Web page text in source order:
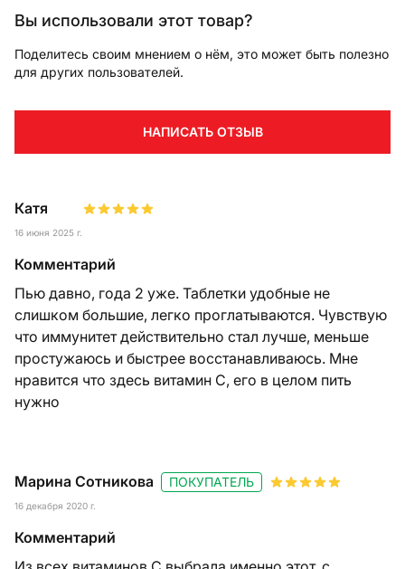
Катя
16 июня 2025 г.
Комментарий
Пью давно, года 2 уже. Таблетки удобные не
слишком большие, легко проглатываются. Чувствую
что иммунитет действительно стал лучше, меньше
простужаюсь и быстрее восстанавливаюсь. Мне
нравится что здесь витамин С, его в целом пить
нужно
Марина Сотникова
16 декабря 2020 г.
ПОКУПАТЕЛЬ
Комментарий
Вы использовали этот товар?
Поделитесь своим мнением о нём, это может быть полезно
для других пользователей.
НАПИСАТЬ ОТЗЫВ